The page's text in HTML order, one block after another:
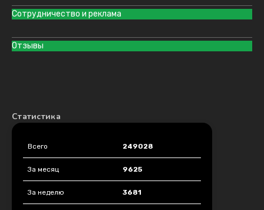
Сотрудничество и реклама
Отзывы
Статистика
Всего 249028
За месяц 9625
За неделю 3681